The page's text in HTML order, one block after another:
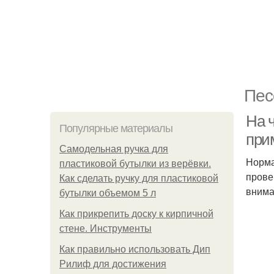
Популярные материалы
Самодельная ручка для
пластиковой бутылки из верёвки.
Как сделать ручку для пластиковой
бутылки объемом 5 л
Как прикрепить доску к кирпичной
стене. Инструменты
Как правильно использовать Дип
Рилиф для достижения
На